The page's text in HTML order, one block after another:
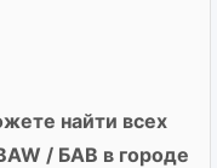
найти всех
/ БАВ в городе